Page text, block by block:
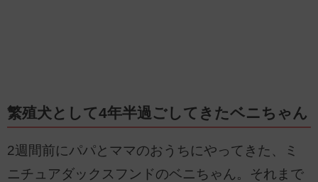
繁殖犬として4年半過ごしてきたベニちゃん
2週間前にパパとママのおうちにやってきた、ミ
ニチュアダックスフンドのベニちゃん。それまで